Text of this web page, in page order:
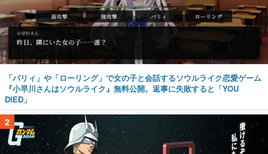
「パリィ」や「ローリング」で女の子と会話するソウルライク恋愛ゲーム
『小早川さんはソウルライク』無料公開。返事に失敗すると「YOU
DIED」
2